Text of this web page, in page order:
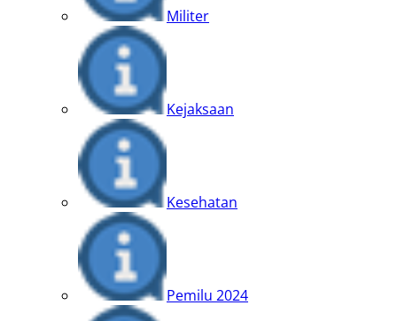
Militer
Kejaksaan
Kesehatan
Pemilu 2024